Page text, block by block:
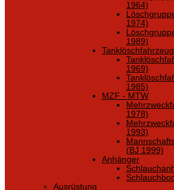
1964)
1974)
1989)
1969)
1985)
MZF - MTW
1978)
1993)
(BJ 1999)
Anhänger
Ausrüstung